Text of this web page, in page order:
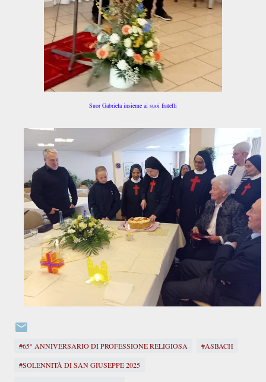
Suor Gabriela insieme ai suoi fratelli
#65° ANNIVERSARIO DI PROFESSIONE RELIGIOSA
#ASBACH
#SOLENNITÀ DI SAN GIUSEPPE 2025